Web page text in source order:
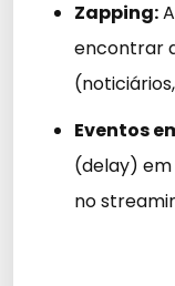
Zapping:
encontrar
Eventos
(delay) em
no